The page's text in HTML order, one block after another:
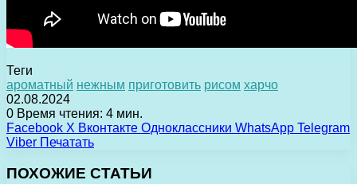
Теги
ароматный нежным приготовить рисом харчо
02.08.2024
0 Время чтения: 4 мин.
Facebook X Вконтакте Одноклассники WhatsApp Telegram
Viber Печатать
ПОХОЖИЕ СТАТЬИ